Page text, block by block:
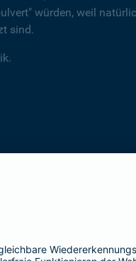
würden, weil
sind.
Richtschnur für
tragfähigen
herausragende